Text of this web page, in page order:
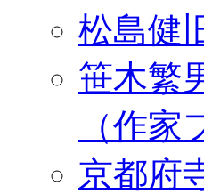
松島健
笹木繁
（作家
京都府